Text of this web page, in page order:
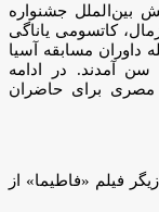
بین‌الملل جشنواره
کاتسومی یاناگی
داوران مسابقه آسیا
آمدند. در ادامه
مصری برای حاضران
فیلم «فاطیما» از